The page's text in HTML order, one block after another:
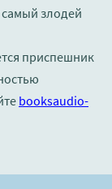
самый злодей
приспешник
booksaudio-